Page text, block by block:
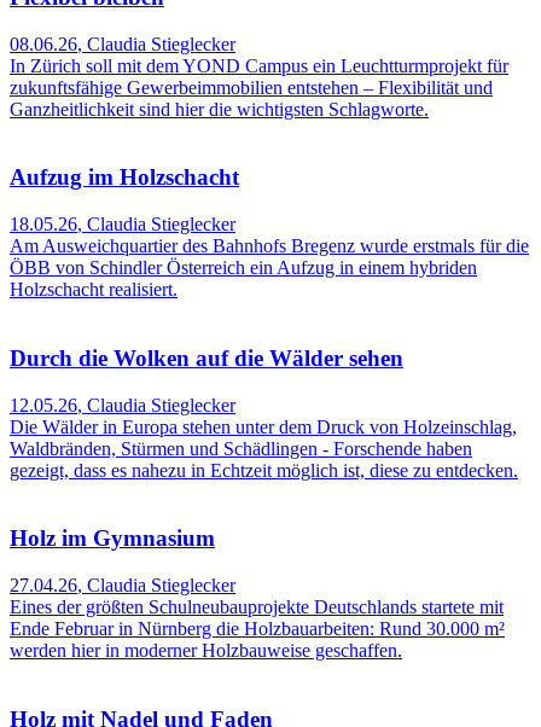
08.06.26, Claudia Stieglecker
In Zürich soll mit dem YOND Campus ein Leuchtturmprojekt für
zukunftsfähige Gewerbeimmobilien entstehen – Flexibilität und
Ganzheitlichkeit sind hier die wichtigsten Schlagworte.
Aufzug im Holzschacht
18.05.26, Claudia Stieglecker
Am Ausweichquartier des Bahnhofs Bregenz wurde erstmals für die
ÖBB von Schindler Österreich ein Aufzug in einem hybriden
Holzschacht realisiert.
Durch die Wolken auf die Wälder sehen
12.05.26, Claudia Stieglecker
Die Wälder in Europa stehen unter dem Druck von Holzeinschlag,
Waldbränden, Stürmen und Schädlingen - Forschende haben
gezeigt, dass es nahezu in Echtzeit möglich ist, diese zu entdecken.
Holz im Gymnasium
27.04.26, Claudia Stieglecker
Eines der größten Schulneubauprojekte Deutschlands startete mit
Ende Februar in Nürnberg die Holzbauarbeiten: Rund 30.000 m²
werden hier in moderner Holzbauweise geschaffen.
Holz mit Nadel und Faden